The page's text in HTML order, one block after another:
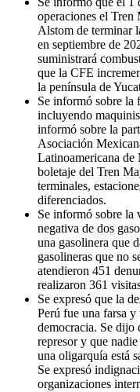
operaciones el Tren
Alstom de terminar
en septiembre de
suministrará
que la CFE
la península de
Se informó sobre la
incluyendo
informó sobre la
Asociación
Latinoamericana de
boletaje del Tren
terminales,
diferenciados.
Se informó sobre la
negativa de dos
una gasolinera que
gasolineras que no
atendieron 451
realizaron 361
Se expresó que la
Perú fue una farsa
democracia. Se dijo
represor y que
una oligarquía está
Se expresó
organizaciones